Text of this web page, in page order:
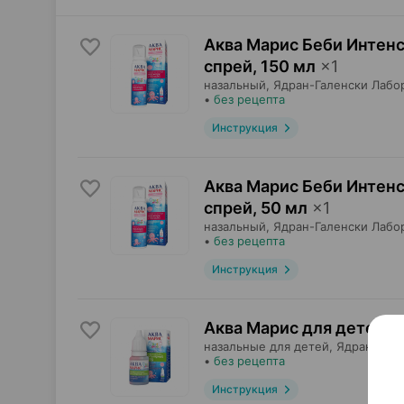
Аква Марис Беби
спрей, 150 мл ×1
назальный, Ядран-Галенски
• без рецепта
Инструкция
Аква Марис Беби
спрей, 50 мл ×1
назальный, Ядран-Галенски
• без рецепта
Инструкция
Аква Марис для детей,
назальные для детей, Ядран-
• без рецепта
Инструкция